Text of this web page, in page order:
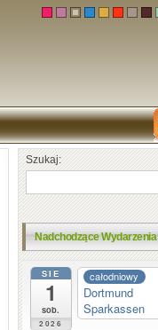
Szukaj:
Nadchodzące Wydarzenia
SIE
1
sob.
2026
całodniowy
Dortmund
Sparkassen